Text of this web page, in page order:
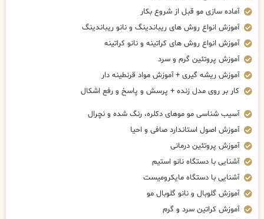
آماده سازی مو قبل از شروع بکار
آموزش انواع روش های ریباندینگ و نانو ریباندینگ
آموزش انواع روش های کراتینه و نانو کراتینه
آموزش پروتئین گرم و سرد
آموزش ریشه گیری + آموزش مواد قرنطینه دار
کار بر روی مدل زنده + پرسش و پاسخ و رفع اشکال
آسیب شناسی مو موهای دکلره، رنگ شده و نچرال
آموزش اصول استاندارد صافی و احیا
آموزش پروتئین درمانی
آشنایی با دستگاه نانو استیم
آشنایی با دستگاه مایکرومیست
آموزش گلوبال و نانو گلوبال مو
آموزش کراتین سرد و گرم